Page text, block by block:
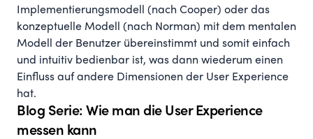
Implementierungsmodell (nach Cooper) oder das
konzeptuelle Modell (nach Norman) mit dem mentalen
Modell der Benutzer übereinstimmt und somit einfach
und intuitiv bedienbar ist, was dann wiederum einen
Einfluss auf andere Dimensionen der User Experience
hat.
Blog Serie: Wie man die User Experience
messen kann